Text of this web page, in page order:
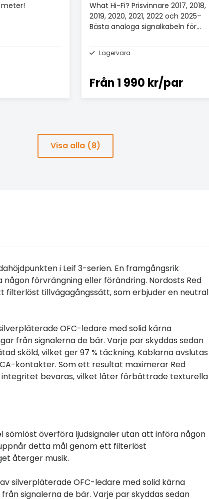
meter!
What Hi-Fi? Prisvinnare 2017, 2018,
2019, 2020, 2021, 2022 och 2025–
Bästa analoga signalkabeln för
Lagervara
Från 1 990 kr/par
Visa alla (8)
i Leif 3-serien. En framgångsrik
förvrängning eller förändring. Nordosts Red
tillvägagångssätt, som erbjuder en neutral
OFC-ledare med solid kärna
från signalerna de bär. Varje par skyddas sedan
sköld, vilket ger 97 % täckning. Kablarna avslutas
kontakter. Som ett resultat maximerar Red
bevaras, vilket låter förbättrade texturella
överföra ljudsignaler utan att införa någon
detta mål genom ett filterlöst
återger musik.
silverpläterade OFC-ledare med solid kärna
signalerna de bär. Varje par skyddas sedan